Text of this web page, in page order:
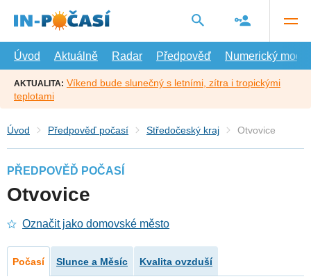
hlavní
Úvod
Aktuálně Radar Předpověď Numerický model
AKTUALITA: Víkend bude slunečný s letními, zítra i tropickými
teplotami
Úvod Předpověď počasí Středočeský kraj Otvovice
PŘEDPOVĚĎ POČASÍ
Otvovice
Označit jako domovské město
Počasí Slunce a Měsíc Kvalita ovzduší